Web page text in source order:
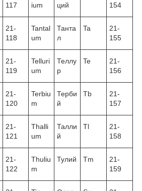
117
ium
ций
154
21-
118
Tantal
um
Танта
л
Ta
21-
155
21-
119
Telluri
um
Теллу
р
Te
21-
156
21-
120
Terbiu
m
Терби
й
Tb
21-
157
21-
121
Thalli
um
Талли
й
Tl
21-
158
21-
122
Thuliu
m
Тулий Tm
21-
159